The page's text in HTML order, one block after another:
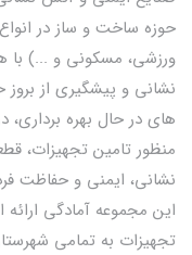
حوزه ساخت و ساز در
ورزشی، مسکونی و ...) با
نشانی و پیشگیری از
منظور تامین تجهیزات،
نشانی، ایمنی و حفاظت
این مجموعه آمادگی ارائه
تجهیزات به تمامی